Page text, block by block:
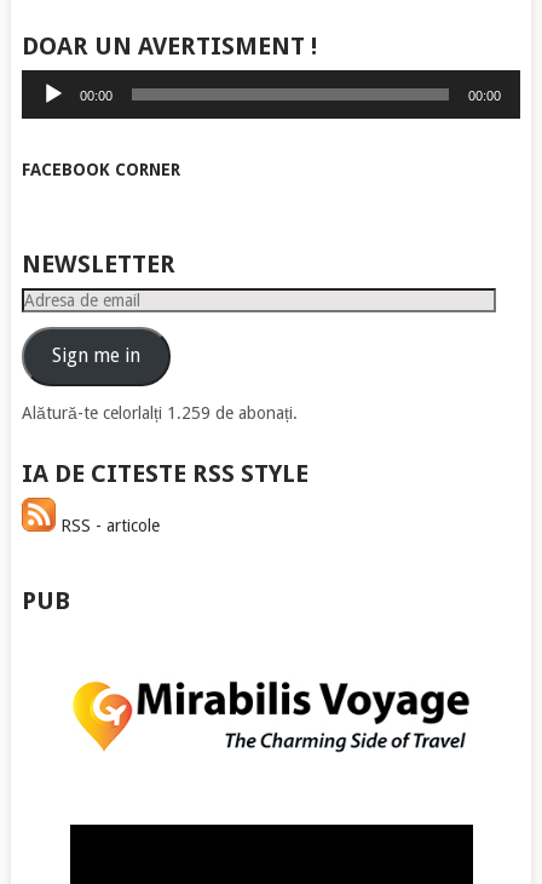
DOAR UN AVERTISMENT !
Player
audio
00:00 00:00
FACEBOOK CORNER
NEWSLETTER
Adresa
emailSign me in
Alătură-te celorlalți 1.259 de abonați.
IA DE CITESTE RSS STYLE
RSS - articole
PUB